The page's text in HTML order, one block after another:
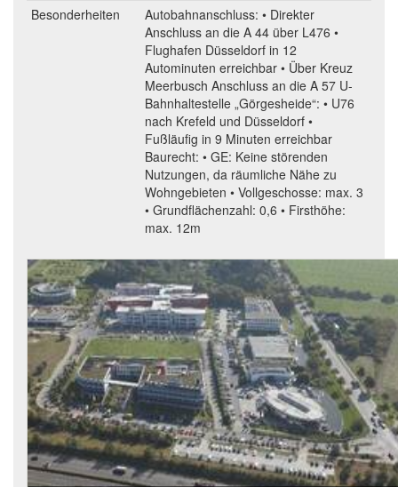
Besonderheiten
Autobahnanschluss: • Direkter
Anschluss an die A 44 über L476 •
Flughafen Düsseldorf in 12
Autominuten erreichbar • Über Kreuz
Meerbusch Anschluss an die A 57 U-
Bahnhaltestelle „Görgesheide“: • U76
nach Krefeld und Düsseldorf •
Fußläufig in 9 Minuten erreichbar
Baurecht: • GE: Keine störenden
Nutzungen, da räumliche Nähe zu
Wohngebieten • Vollgeschosse: max. 3
• Grundflächenzahl: 0,6 • Firsthöhe:
max. 12m